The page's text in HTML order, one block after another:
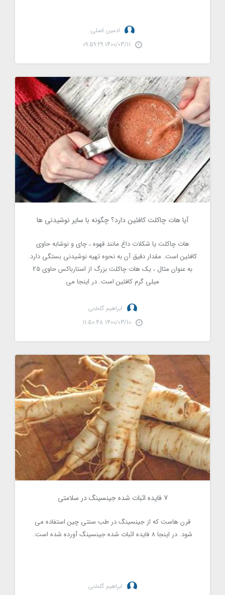
ادمین اصلی
1400/03/11 09:59:29
شود
26689
آیا هات چاکلت کافئین دارد؟ چگونه با سایر نوشیدنی ها
هات چاکلت یا شکلات داغ مانند قهوه ، چای و نوشابه حاوی
کافئین است. مقدار دقیق آن به نحوه تهیه نوشیدنی بستگی دارد.
به عنوان مثال ، یک هات چاکلت بزرگ از استارباکس حاوی 25
میلی گرم کافئین است. در اینجا می
ابراهیم گلخنی
1400/03/10 11:50:48
7 فایده اثبات شده جینسینگ در سلامتی
قرن هاست که از جینسینگ در طب سنتی چین استفاده می
شود. در اینجا 8 فایده اثبات شده جینسینگ آورده شده است.
ابراهیم گلخنی